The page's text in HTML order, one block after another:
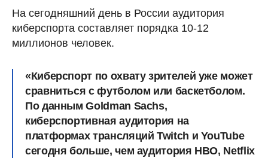
На сегодняшний день в России аудитория
киберспорта составляет порядка 10-12
миллионов человек.
«Киберспорт по охвату зрителей уже может
сравниться с футболом или баскетболом.
По данным Goldman Sachs,
киберспортивная аудитория на
платформах трансляций Twitch и YouTube
сегодня больше, чем аудитория HBO, Netflix